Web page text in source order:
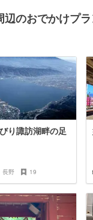
辺のおでかけプ
り諏訪湖畔の足
長野 19